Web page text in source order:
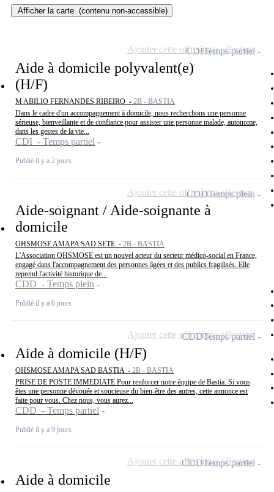
Afficher la carte (contenu non-accessible)
Aide à domicile polyvalent(e)
(H/F)
M ABILIO FERNANDES RIBEIRO - 2B - BASTIA
Dans le cadre d'un accompagnement à domicile, nous recherchons une personne
sérieuse, bienveillante et de confiance pour assister une personne malade, autonome,
dans les gestes de la vie...
CDI - Temps partiel
Publié il y a 2 jours
CDITemps partiel
Ajouter cette offre à ma sélection
Aide-soignant / Aide-soignante à
domicile
OHSMOSE AMAPA SAD SETE - 2B - BASTIA
L'Association OHSMOSE est un nouvel acteur du secteur médico-social en France,
engagé dans l'accompagnement des personnes âgées et des publics fragilisés. Elle
reprend l'activité historique de...
CDD - Temps plein
Publié il y a 6 jours
CDDTemps plein
Ajouter cette offre à ma sélection
Aide à domicile (H/F)
OHSMOSE AMAPA SAD BASTIA - 2B - BASTIA
PRISE DE POSTE IMMEDIATE Pour renforcer notre équipe de Bastia. Si vous
êtes une personne dévouée et soucieuse du bien-être des autres, cette annonce est
faite pour vous. Chez nous, vous aurez...
CDD - Temps partiel
Publié il y a 9 jours
CDDTemps partiel
Ajouter cette offre à ma sélection
Aide à domicile
CDDTemps partiel
Ajouter cette offre à ma sélection